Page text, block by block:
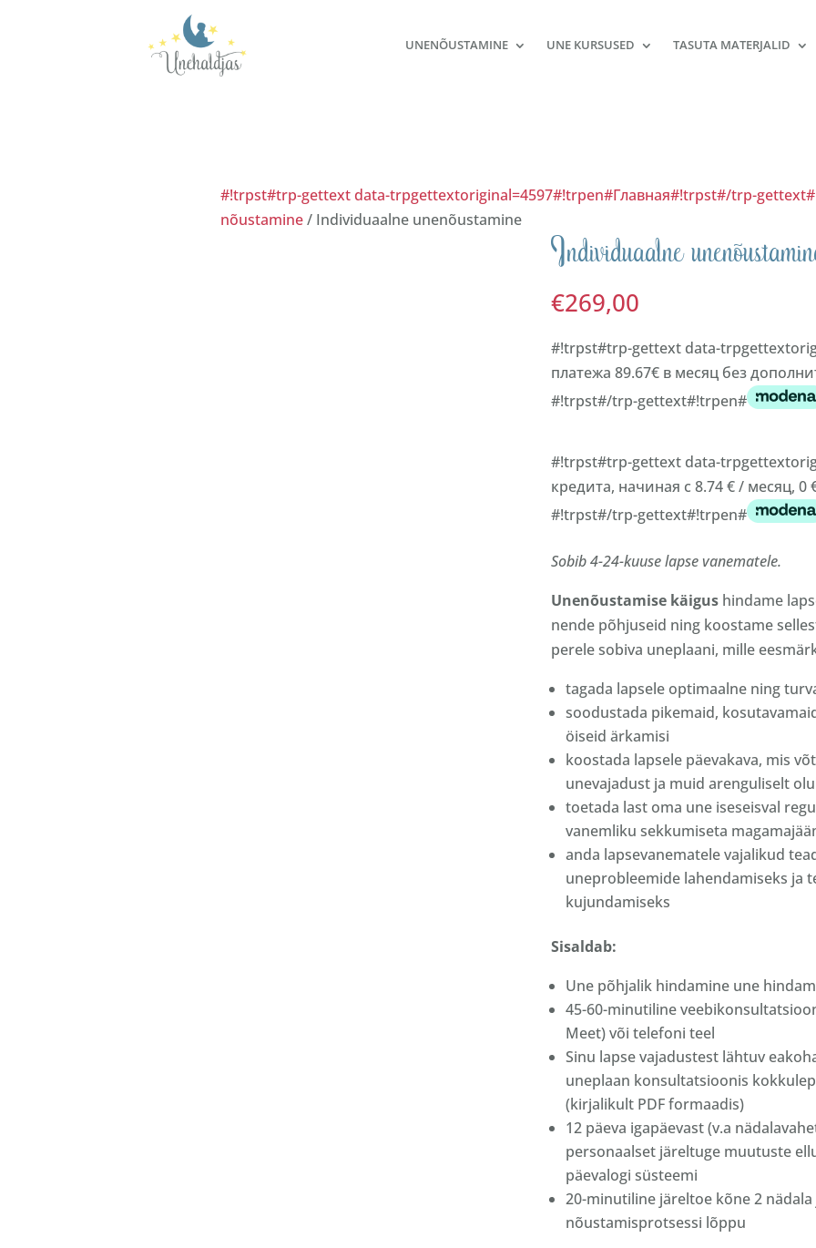
UNENÕUSTAMINE UNE KURSUSED TASUTA MATERJALID
#!trpst#trp-gettext data-trpgettextoriginal=4597#!trpen#Главная#!trpst#/trp-
nõustamine/ Individuaalne unenõustamine
Individuaalne
€269,00
#!trpst#trp-gettext data-
платежа 89.67€ в месяц без
#!trpst#/trp-gettext#!trpen#
#!trpst#trp-gettext data-
кредита, начиная с 8.74 € / месяц, 0
#!trpst#/trp-gettext#!trpen#
Sobib 4-24-kuuse lapse vanematele.
Unenõustamise käigus hindame
nende põhjuseid ning koostame
perele sobiva uneplaani, mille
tagada lapsele optimaalne ning
soodustada pikemaid,
öiseid ärkamisi
koostada lapsele päevakava, mis
unevajadust ja muid arenguliselt
toetada last oma une iseseisval
vanemliku sekkumiseta
anda lapsevanematele vajalikud
uneprobleemide lahendamiseks ja
kujundamiseks
Sisaldab:
Une põhjalik hindamine une
45-60-minutiline
Meet) või telefoni teel
Sinu lapse vajadustest lähtuv
uneplaan konsultatsioonis
(kirjalikult PDF formaadis)
12 päeva igapäevast (v.a
personaalset järeltuge muutuste
päevalogi süsteemi
20-minutiline järeltoe kõne 2
nõustamisprotsessi lõppu